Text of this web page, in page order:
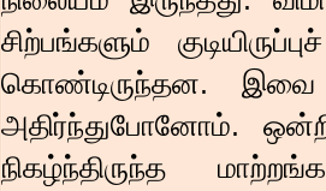
சிற்பங்களும்
கொண்டிருந்தன.
அதிர்ந்துபோனோம்.
நிகழ்ந்திருந்த